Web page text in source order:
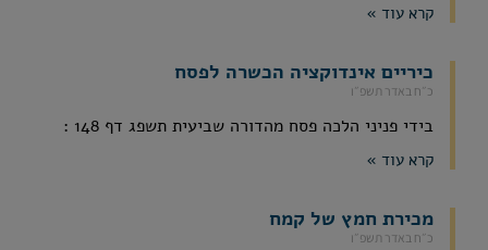
קרא עוד »
כיריים אינדוקציה הכשרה לפסח
כ״ח באדר תשפ״ו
בידי פניני הלכה פסח מהדורה שביעית תשפג דף 148 :
קרא עוד »
מכירת חמץ של קמח
כ״ח באדר תשפ״ו